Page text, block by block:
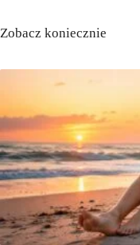
Zobacz koniecznie